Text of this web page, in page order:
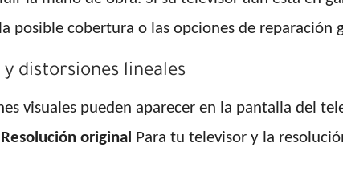
posible cobertura o las opciones de reparación
y distorsiones lineales
visuales pueden aparecer en la pantalla del
Resolución original Para tu televisor y la